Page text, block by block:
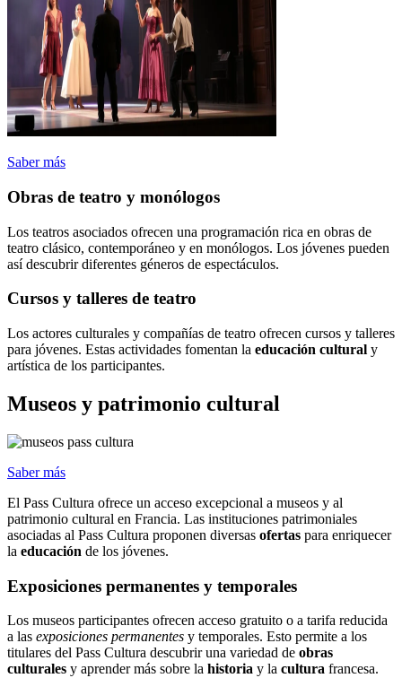
Saber más
Obras de teatro y monólogos
Los teatros asociados ofrecen una programación rica en obras de
teatro clásico, contemporáneo y en monólogos. Los jóvenes pueden
así descubrir diferentes géneros de espectáculos.
Cursos y talleres de teatro
Los actores culturales y compañías de teatro ofrecen cursos y talleres
para jóvenes. Estas actividades fomentan la educación cultural y
artística de los participantes.
Museos y patrimonio cultural
Saber más
El Pass Cultura ofrece un acceso excepcional a museos y al
patrimonio cultural en Francia. Las instituciones patrimoniales
asociadas al Pass Cultura proponen diversas ofertas para enriquecer
la educación de los jóvenes.
Exposiciones permanentes y temporales
Los museos participantes ofrecen acceso gratuito o a tarifa reducida
a las exposiciones permanentes y temporales. Esto permite a los
titulares del Pass Cultura descubrir una variedad de obras
culturales y aprender más sobre la historia y la cultura francesa.